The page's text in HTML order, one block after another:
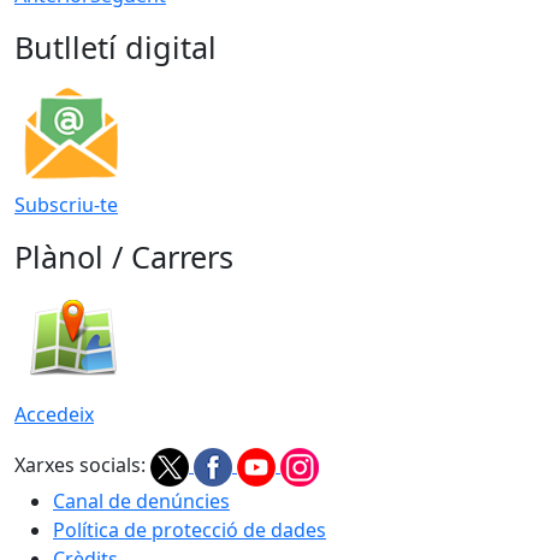
Butlletí digital
Subscriu-te
Plànol / Carrers
Accedeix
Xarxes socials:
Canal de denúncies
Política de protecció de dades